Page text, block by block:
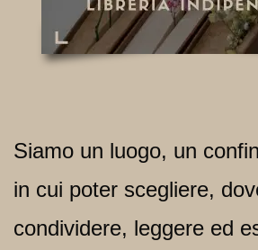
Siamo un luogo, un
in cui poter scegliere,
condividere, leggere ed